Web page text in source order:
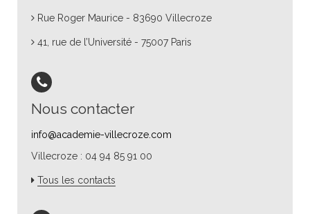
Rue Roger Maurice - 83690 Villecroze
41, rue de l’Université - 75007 Paris
Nous contacter
info@academie-villecroze.com
Villecroze : 04 94 85 91 00
Tous les contacts